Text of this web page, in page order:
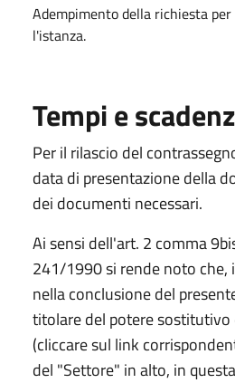
Adempimento della richiesta
l'istanza.
Tempi e
Per il rilascio del
data di presentazione della
dei documenti necessari.
Ai sensi dell'art. 2 comma
241/1990 si rende noto che,
nella conclusione del
titolare del potere sostitutivo
(cliccare sul link
del "Settore" in alto, in